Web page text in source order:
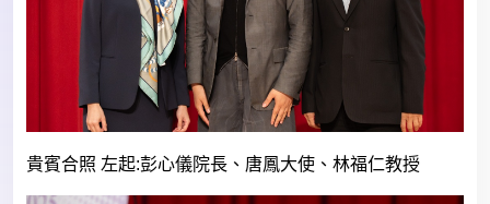
貴賓合照 左起:彭心儀院長、唐鳳大使、林福仁教授